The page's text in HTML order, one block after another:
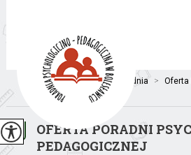
Jesteś tutaj:Home > Poradnia > Oferta
OFERTA PORADNI
PEDAGOGICZNEJ